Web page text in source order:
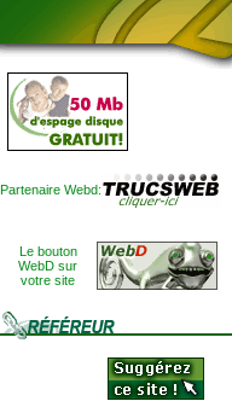
Partenaire Webd:
Le bouton
WebD sur
votre site